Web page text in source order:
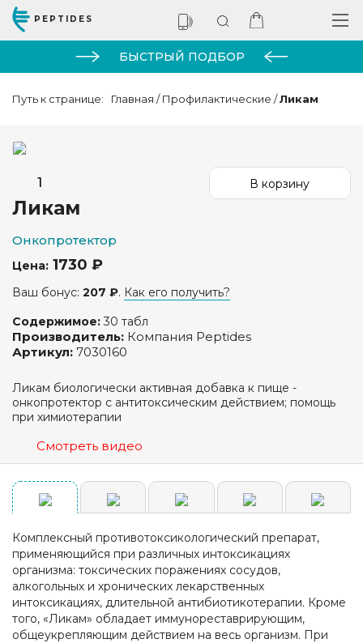
PEPTIDES
БЫСТРЫЙ ПОДБОР
Путь к странице: Главная / Профилактические /Ликам
Ликам
Онкопротектор
Цена: 1730 ₽
Ваш бонус: 207 ₽. Как его получить?
Содержимое:30 табл
Производитель: Компания Peptides
Артикул: 7030160
Ликам биологически активная добавка к пище -
онкопротектор с антитоксическим действием; помощь
при химиотерапии
Смотреть видео
Комплексный противотоксикологический препарат,
применяющийся при различных интоксикациях
организма: токсических поражениях сосудов,
алкогольных и хронических лекарственных
интоксикациях, длительной антибиотикотерапии. Кроме
того, «Ликам» обладает иммунореставрирующим,
общеукрепляющим действием на весь организм. При